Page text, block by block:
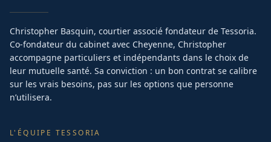
Christopher Basquin, courtier associé fondateur de Tessoria.
Co-fondateur du cabinet avec Cheyenne, Christopher
accompagne particuliers et indépendants dans le choix de
leur mutuelle santé. Sa conviction : un bon contrat se calibre
sur les vrais besoins, pas sur les options que personne
n’utilisera.
L'ÉQUIPE TESSORIA